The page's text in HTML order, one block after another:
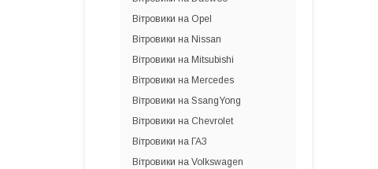
Вітровики на Opel
Вітровики на Nissan
Вітровики на Mitsubishi
Вітровики на Mercedes
Вітровики на SsangYong
Вітровики на Chevrolet
Вітровики на ГАЗ
Вітровики на Volkswagen